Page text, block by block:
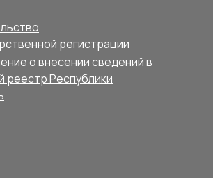
регистрации
о внесении сведений в
реестр Республики